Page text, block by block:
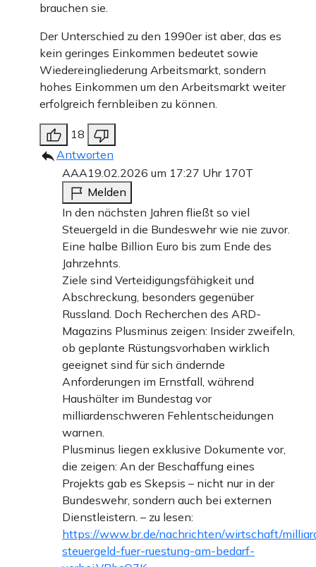
brauchen sie.
Der Unterschied zu den 1990er ist aber, das es
kein geringes Einkommen bedeutet sowie
Wiedereingliederung Arbeitsmarkt, sondern
hohes Einkommen um den Arbeitsmarkt weiter
erfolgreich fernbleiben zu können.
18
Antworten
AAA19.02.2026 um 17:27 Uhr 170T
Melden
In den nächsten Jahren fließt so viel
Steuergeld in die Bundeswehr wie nie zuvor.
Eine halbe Billion Euro bis zum Ende des
Jahrzehnts.
Ziele sind Verteidigungsfähigkeit und
Abschreckung, besonders gegenüber
Russland. Doch Recherchen des ARD-
Magazins Plusminus zeigen: Insider zweifeln,
ob geplante Rüstungsvorhaben wirklich
geeignet sind für sich ändernde
Anforderungen im Ernstfall, während
Haushälter im Bundestag vor
milliardenschweren Fehlentscheidungen
warnen.
Plusminus liegen exklusive Dokumente vor,
die zeigen: An der Beschaffung eines
Projekts gab es Skepsis – nicht nur in der
Bundeswehr, sondern auch bei externen
Dienstleistern. – zu lesen:
https://www.br.de/nachrichten/wirtschaft/
steuergeld-fuer-ruestung-am-bedarf-